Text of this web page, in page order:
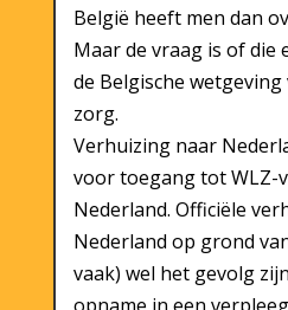
België heeft men dan
Maar de vraag is of die
de Belgische
zorg.
Verhuizing naar
voor toegang tot WLZ-
Nederland. Officiële
Nederland op grond
vaak) wel het gevolg